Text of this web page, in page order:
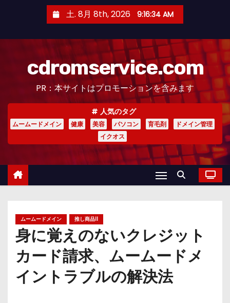
土. 8月 8th, 2026 9:16:35 AM
cdromservice.com
PR：本サイトはプロモーションを含みます
人気のタグ
ムームードメイン 健康 美容 パソコン 育毛剤
ドメイン管理
イクオス
ムームードメイン 推し商品II
身に覚えのないクレジット
カード請求、ムームードメ
イントラブルの解決法